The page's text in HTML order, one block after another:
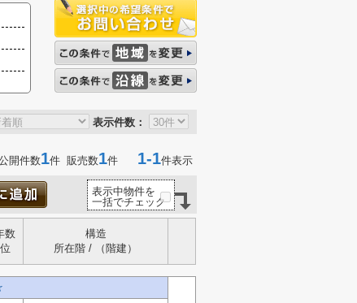
表示件数：
開件数1件 販売数1件 1-1件表示
表示中物件を
一括でチェック
数
構造
所在階 / （階建）